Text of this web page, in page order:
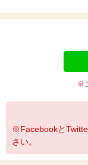
※
※Facebookと
さい。